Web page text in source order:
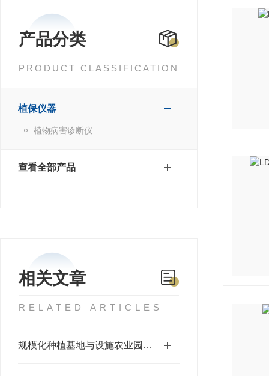
产品分类
PRODUCT CLASSIFICATION
植保仪器
植物病害诊断仪
查看全部产品
相关文章
RELATED ARTICLES
规模化种植基地与设施农业园区推荐选用 植物病害诊断仪选购全攻略